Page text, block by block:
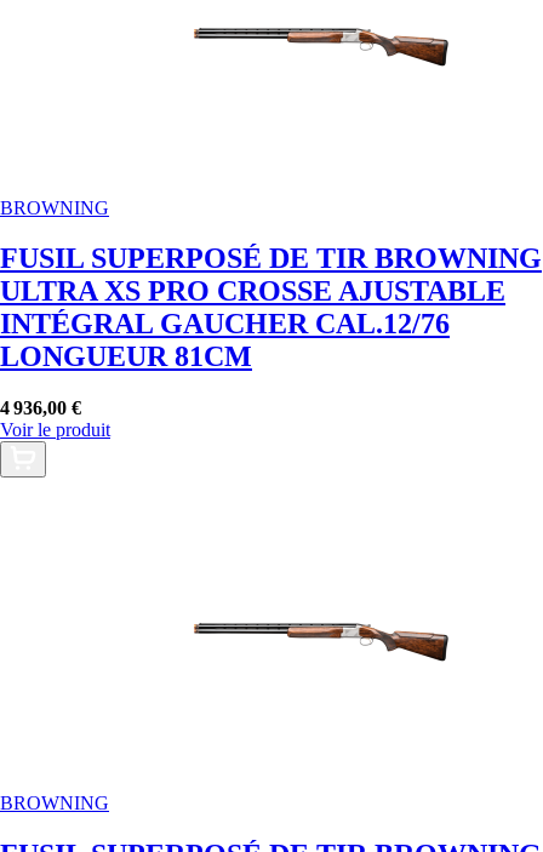
BROWNING
FUSIL SUPERPOSÉ DE TIR BROWNING
ULTRA XS PRO CROSSE AJUSTABLE
INTÉGRAL GAUCHER CAL.12/76
LONGUEUR 81CM
4 936,00 €
Voir le produit
BROWNING